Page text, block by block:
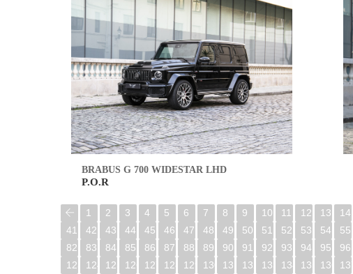
BRABUS G 700 WIDESTAR LHD
P.O.R
1 2 3 4 5 6 7 8 9 10 11 12 13 14
41
42 43 44 45 46 47 48 49 50 51 52 53 54 55
82
83 84 85 86 87 88 89 90 91 92 93 94 95 96
123
124 125 126 127 128 129 130 131 132 133 134 135 136 137